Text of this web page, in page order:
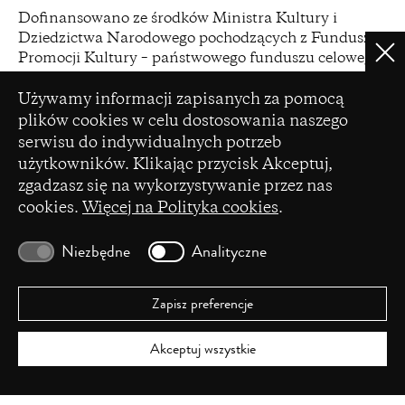
Ustawienia plików cookie
Używamy informacji zapisanych za pomocą
plików cookies w celu dostosowania naszego
serwisu do indywidualnych potrzeb
użytkowników. Klikając przycisk Akceptuj,
zgadzasz się na wykorzystywanie przez nas
cookies. Więcej na Polityka cookies.
Niezbędne Analityczne
Zapisz preferencje
Akceptuj wszystkie
in
a
new
window)
Dofinansowano ze środków Ministra Kultury i
Dziedzictwa Narodowego pochodzących z Funduszu
Promocji Kultury – państwowego funduszu celowego
(opens
in
a
window)
Czasopismo zostało dofinansowane ze środków
Ministerstwa Nauki i Szkolnictwa Wyższego na
podstawie umowy Nr 86/WCN/2019/1 z dnia 19
programu „Wsparcie dla czasopism naukowych”.